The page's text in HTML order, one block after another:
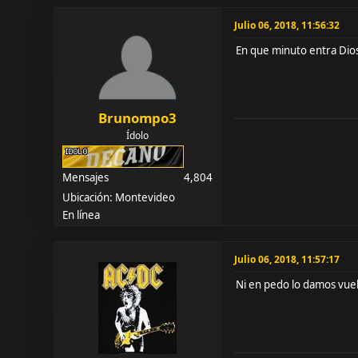
Brunompo3
Ídolo
Mensajes
4,804
Ubicación: Montevideo
En línea
Julio 06, 2018, 11:56:32
En que minuto entra
Julio 06, 2018, 11:57:17
Ni en pedo lo damos